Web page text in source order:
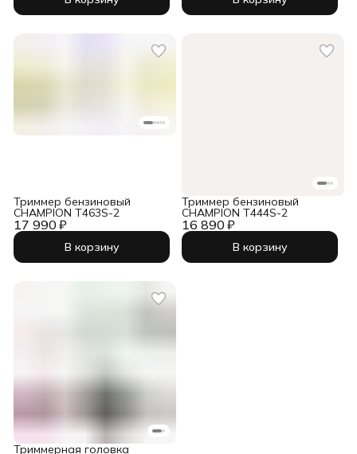
17 990 ₽
Триммер бензиновый
CHAMPION Т463S-2
В корзину
16 890 ₽
Триммер бензиновый
CHAMPION Т444S-2
В корзину
Триммерная головка